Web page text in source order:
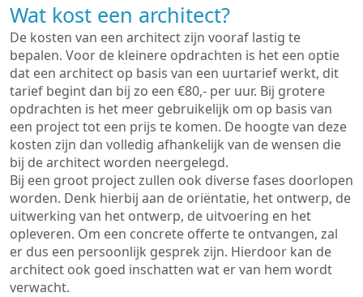
Wat kost een architect?
De kosten van een architect zijn vooraf lastig te
bepalen. Voor de kleinere opdrachten is het een optie
dat een architect op basis van een uurtarief werkt, dit
tarief begint dan bij zo een €80,- per uur. Bij grotere
opdrachten is het meer gebruikelijk om op basis van
een project tot een prijs te komen. De hoogte van deze
kosten zijn dan volledig afhankelijk van de wensen die
bij de architect worden neergelegd.
Bij een groot project zullen ook diverse fases doorlopen
worden. Denk hierbij aan de oriëntatie, het ontwerp, de
uitwerking van het ontwerp, de uitvoering en het
opleveren. Om een concrete offerte te ontvangen, zal
er dus een persoonlijk gesprek zijn. Hierdoor kan de
architect ook goed inschatten wat er van hem wordt
verwacht.